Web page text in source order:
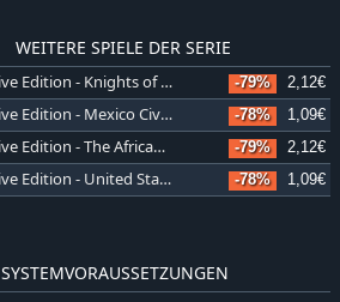
WEITERE SPIELE DER SERIE
Age of Empires III: Definitive Edition - Knights of the Mediterranean -79% 2,12€
Age of Empires III: Definitive Edition - Mexico Civilization -78% 1,09€
Age of Empires III: Definitive Edition - The African Royals -79% 2,12€
Age of Empires III: Definitive Edition - United States Civilization -78% 1,09€
SYSTEMVORAUSSETZUNGEN